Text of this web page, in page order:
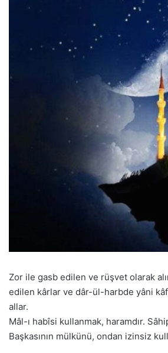
Zor ile gasb edilen ve rüşvet olarak
edilen kârlar ve dâr-ül-harbde yâni
allar.
Mâl-ı habîsi kullanmak, haramdır.
Başkasının mülkünü, ondan izinsiz